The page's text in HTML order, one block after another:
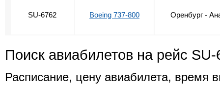
SU-6762 Boeing 737-800 Оренбург -
Поиск авиабилетов на рейс SU-
Расписание, цену авиабилета, время